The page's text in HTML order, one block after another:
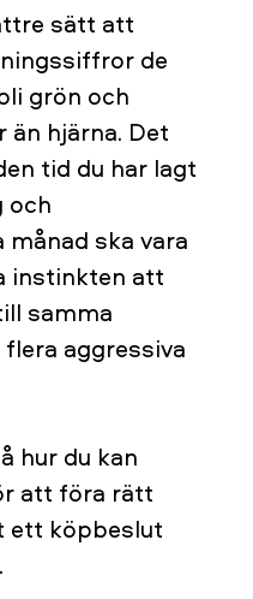
sätt att
de
grön och
än hjärna. Det
tid du har lagt
och
månad ska vara
instinkten att
samma
aggressiva
hur du kan
att föra rätt
ett köpbeslut